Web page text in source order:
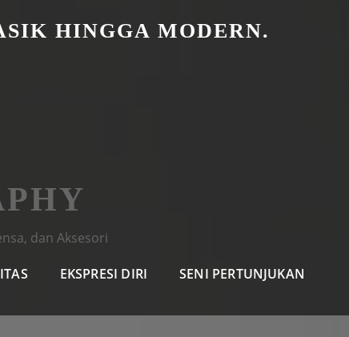
HINGGA MODERN.
EKSPRESI DIRI SENI PERTUNJUKAN
dan Aksesori